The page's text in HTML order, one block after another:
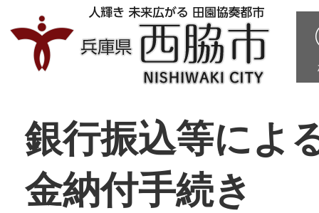
銀行振込等によ
金納付手続き